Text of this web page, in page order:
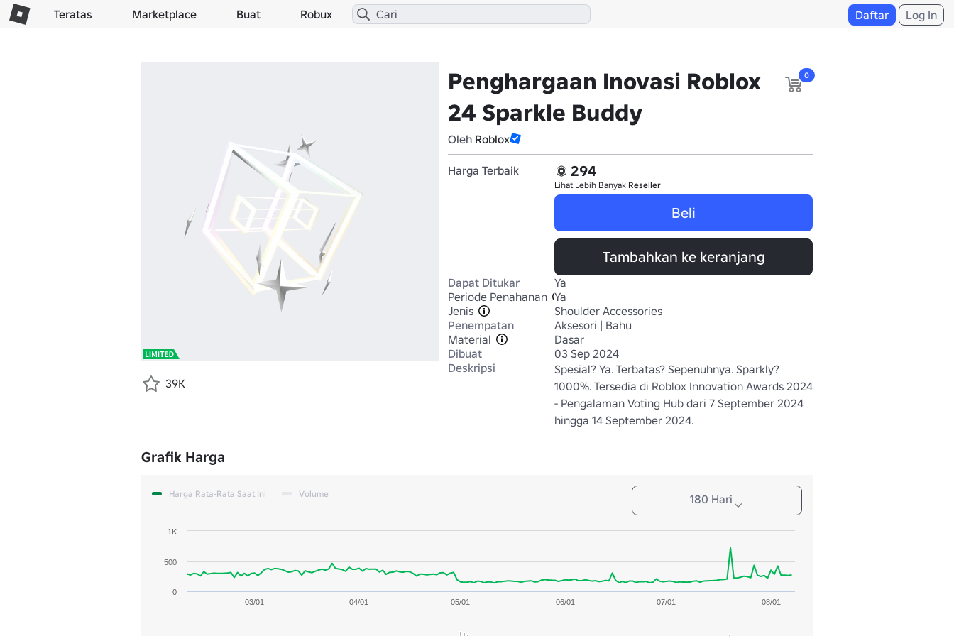
Teratas Marketplace Buat Robux Daftar Log In
Penghargaan Inovasi Roblox
24 Sparkle Buddy
Oleh Roblox
0
Harga Terbaik 294
Lihat Lebih Banyak Reseller
Beli
Tambahkan ke keranjang
Dapat Ditukar
Ya
Periode Penahanan Ya
Jenis
Shoulder Accessories
Penempatan
Aksesori | Bahu
Material
Dasar
Dibuat
03 Sep 2024
Deskripsi
Spesial? Ya. Terbatas? Sepenuhnya. Sparkly?
1000%. Tersedia di Roblox Innovation Awards 2024
- Pengalaman Voting Hub dari 7 September 2024
hingga 14 September 2024.
39K
Grafik Harga
180 Hari
Harga Rata-Rata Saat Ini Volume
03/01 04/01 05/01 06/01 07/01 08/01
0
500
1K